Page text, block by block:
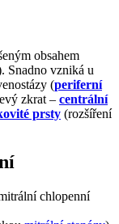
obsahem
Snadno vzniká u
(periferní
zkrat – centrální
prsty (rozšíření
chlopenní